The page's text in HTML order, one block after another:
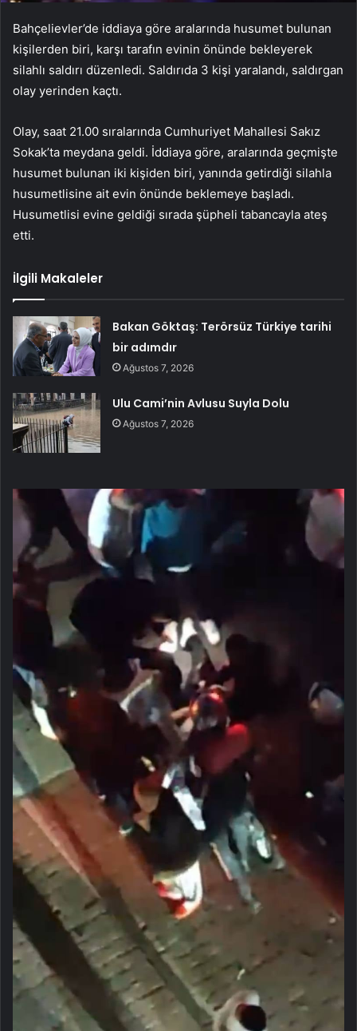
Bahçelievler’de iddiaya göre aralarında husumet bulunan
kişilerden biri, karşı tarafın evinin önünde bekleyerek
silahlı saldırı düzenledi. Saldırıda 3 kişi yaralandı, saldırgan
olay yerinden kaçtı.
Olay, saat 21.00 sıralarında Cumhuriyet Mahallesi Sakız
Sokak’ta meydana geldi. İddiaya göre, aralarında geçmişte
husumet bulunan iki kişiden biri, yanında getirdiği silahla
husumetlisine ait evin önünde beklemeye başladı.
Husumetlisi evine geldiği sırada şüpheli tabancayla ateş
etti.
İlgili Makaleler
Bakan Göktaş: Terörsüz Türkiye tarihi
bir adımdır
Ağustos 7, 2026
Ulu Cami’nin Avlusu Suyla Dolu
Ağustos 7, 2026